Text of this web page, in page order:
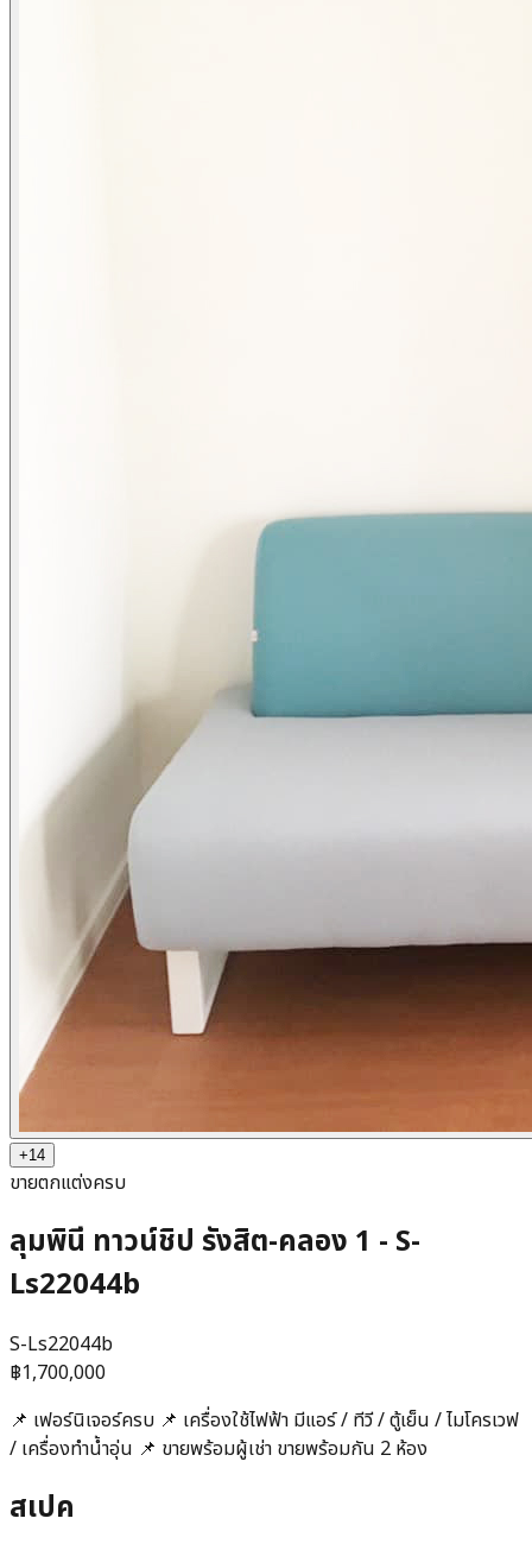
+14
ขายตกแต่งครบ
ลุมพินี ทาวน์ชิป รังสิต-คลอง 1 - S-
Ls22044b
S-Ls22044b
฿1,700,000
📌 เฟอร์นิเจอร์ครบ 📌 เครื่องใช้ไฟฟ้า มีแอร์ / ทีวี / ตู้เย็น / ไมโครเวฟ
/ เครื่องทำน้ำอุ่น 📌 ขายพร้อมผู้เช่า ขายพร้อมกัน 2 ห้อง
สเปค